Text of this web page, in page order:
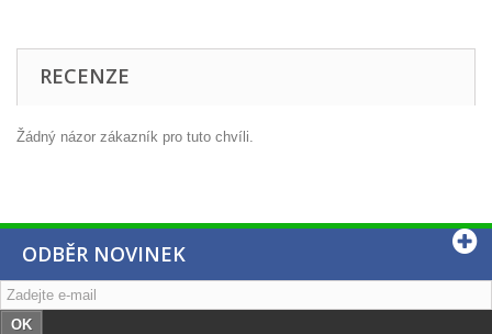
RECENZE
Žádný názor zákazník pro tuto chvíli.
ODBĚR NOVINEK
OK